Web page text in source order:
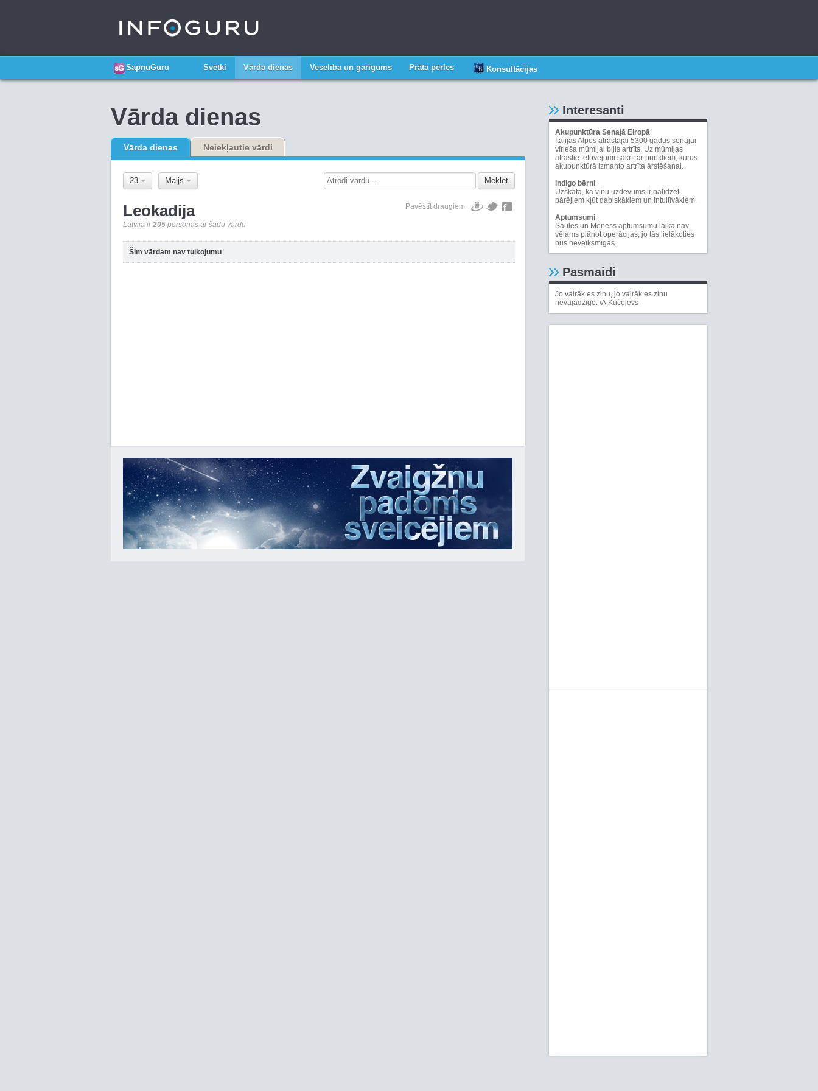
SapņuGuru Svētki Vārda dienas Veselība un garīgums Prāta pērles Konsultācijas
Vārda dienas
Vārda dienas Neiekļautie vārdi
23 Maijs Meklēt
Pavēstīt draugiem
Leokadija
Latvijā ir205 personas ar šādu vārdu
Šim vārdam nav tulkojumu
Interesanti
Akupunktūra Senajā Eiropā
Itālijas Alpos atrastajai 5300 gadus senajai
vīrieša mūmijai bijis artrīts. Uz mūmijas
atrastie tetovējumi sakrīt ar punktiem, kurus
akupunktūrā izmanto artrīta ārstēšanai.
Indigo bērni
Uzskata, ka viņu uzdevums ir palīdzēt
pārējiem kļūt dabiskākiem un intuitīvākiem.
Aptumsumi
Saules un Mēness aptumsumu laikā nav
vēlams plānot operācijas, jo tās lielākoties
būs neveiksmīgas.
Pasmaidi
Jo vairāk es zinu, jo vairāk es zinu
nevajadzīgo. /A.Kučejevs